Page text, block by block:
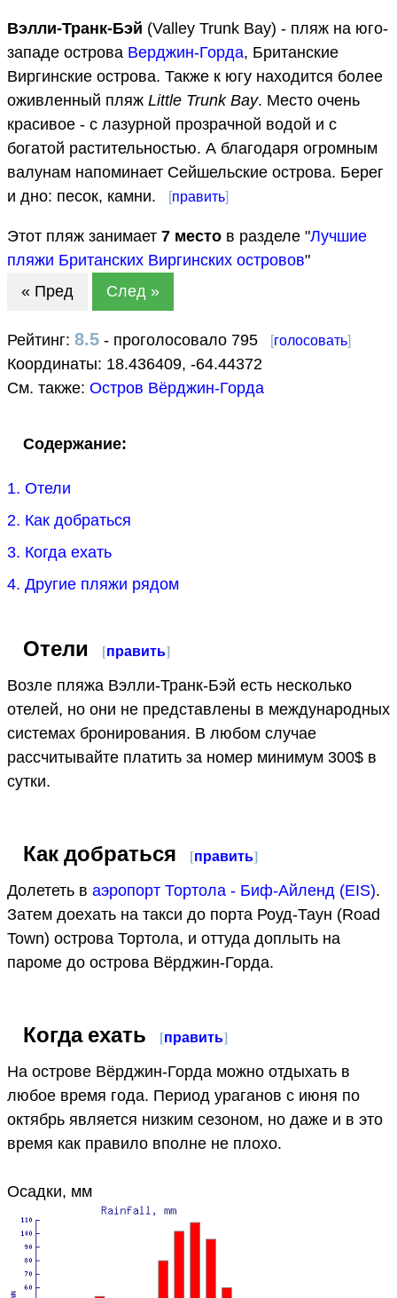
Вэлли-Транк-Бэй (Valley Trunk Bay) - пляж на юго-
западе острова Верджин-Горда, Британские
Виргинские острова. Также к югу находится более
оживленный пляж Little Trunk Bay. Место очень
красивое - с лазурной прозрачной водой и с
богатой растительностью. А благодаря огромным
валунам напоминает Сейшельские острова. Берег
и дно: песок, камни.
[править]
Этот пляж занимает 7 место в разделе "Лучшие
пляжи Британских Виргинских островов"
« Пред
След »
Рейтинг: 8.5 - проголосовало 795 [голосовать]
Координаты: 18.436409, -64.44372
См. также: Остров Вёрджин-Горда
Содержание:
1. Отели
2. Как добраться
3. Когда ехать
4. Другие пляжи рядом
Отели [править]
Возле пляжа Вэлли-Транк-Бэй есть несколько
отелей, но они не представлены в международных
системах бронирования. В любом случае
рассчитывайте платить за номер минимум 300$ в
сутки.
Как добраться [править]
Долететь в аэропорт Тортола - Биф-Айленд (EIS).
Затем доехать на такси до порта Роуд-Таун (Road
Town) острова Тортола, и оттуда доплыть на
пароме до острова Вёрджин-Горда.
Когда ехать [править]
На острове Вёрджин-Горда можно отдыхать в
любое время года. Период ураганов с июня по
октябрь является низким сезоном, но даже и в это
время как правило вполне не плохо.
Осадки, мм